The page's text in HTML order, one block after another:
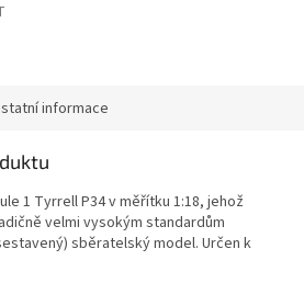
informace
1 Tyrrell P34 v měřítku 1:18, jehož
velmi vysokým standardům
sběratelský model. Určen k